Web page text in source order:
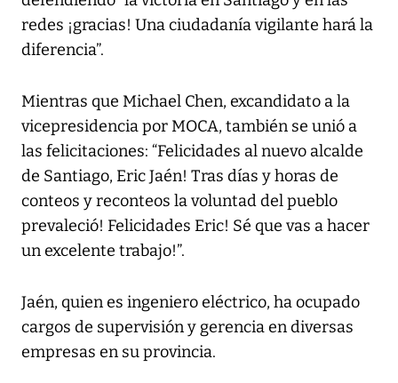
redes ¡gracias! Una ciudadanía vigilante hará la
diferencia”.
Mientras que Michael Chen, excandidato a la
vicepresidencia por MOCA, también se unió a
las felicitaciones: “Felicidades al nuevo alcalde
de Santiago, Eric Jaén! Tras días y horas de
conteos y reconteos la voluntad del pueblo
prevaleció! Felicidades Eric! Sé que vas a hacer
un excelente trabajo!”.
Jaén, quien es ingeniero eléctrico, ha ocupado
cargos de supervisión y gerencia en diversas
empresas en su provincia.